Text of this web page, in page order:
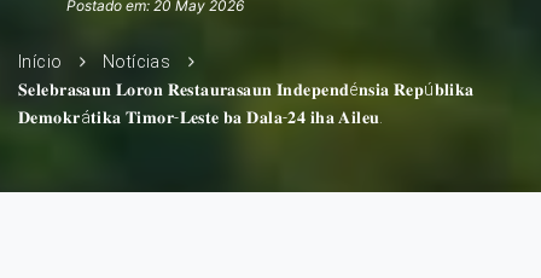
Postado em: 20 May 2026
Início
Notícias
𝐒𝐞𝐥𝐞𝐛𝐫𝐚𝐬𝐚𝐮𝐧 𝐋𝐨𝐫𝐨𝐧 𝐑𝐞𝐬𝐭𝐚𝐮𝐫𝐚𝐬𝐚𝐮𝐧 𝐈𝐧𝐝𝐞𝐩𝐞𝐧𝐝é𝐧𝐬𝐢𝐚 𝐑𝐞𝐩ú𝐛𝐥𝐢𝐤𝐚
𝐃𝐞𝐦𝐨𝐤𝐫á𝐭𝐢𝐤𝐚 𝐓𝐢𝐦𝐨𝐫-𝐋𝐞𝐬𝐭𝐞 𝐛𝐚 𝐃𝐚𝐥𝐚-𝟐𝟒 𝐢𝐡𝐚 𝐀𝐢𝐥𝐞𝐮.